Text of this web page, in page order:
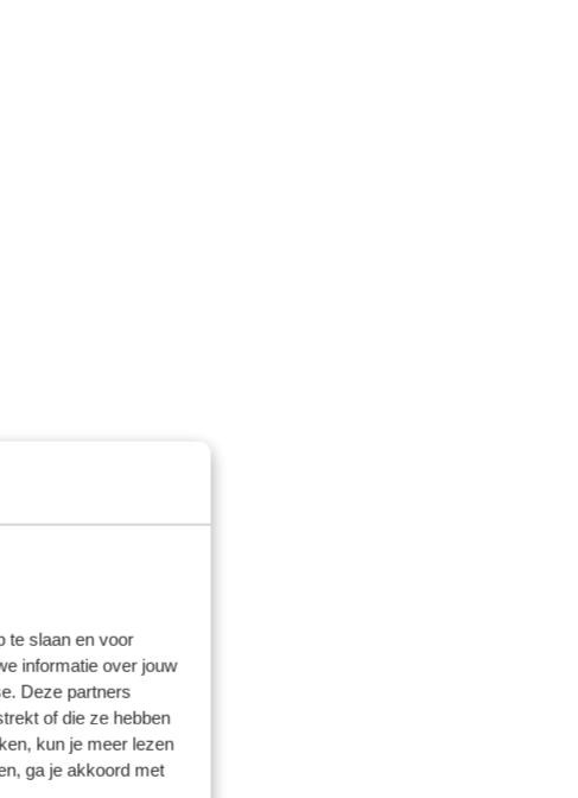
te slaan en voor
informatie over jouw
Deze partners
of die ze hebben
kun je meer lezen
ga je akkoord met